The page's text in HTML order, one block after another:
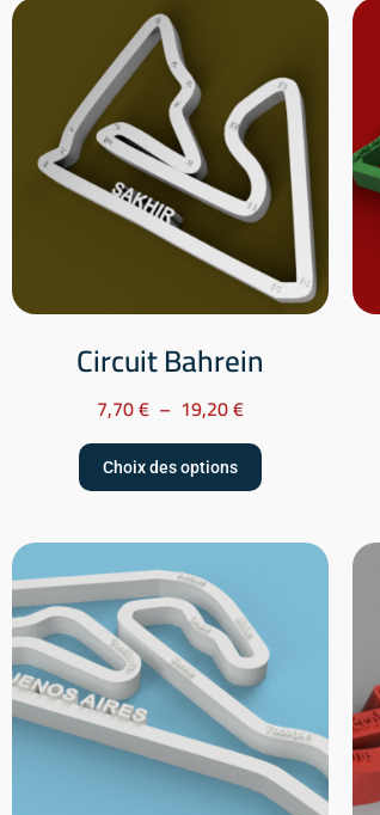
Circuit Bahrein
7,70€ – 19,20€
Choix des options